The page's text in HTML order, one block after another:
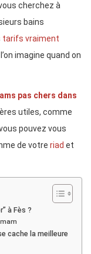
cherchez à
bains
tarifs vraiment
imagine quand on
pas chers dans
utiles, comme
pouvez vous
de votre riad et
à Fès ?
cache la meilleure